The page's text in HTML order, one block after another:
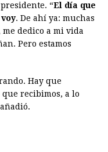
“El día que
. De ahí ya: muchas
dedico a mi vida
Pero estamos
Hay que
recibimos, a lo